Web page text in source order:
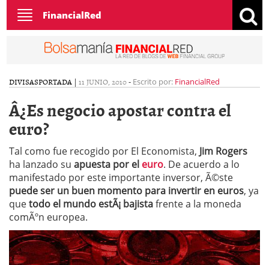
Toggle
navigation
FinancialRed
DIVISASPORTADA | 11 JUNIO, 2010- Escrito por: FinancialRed
Â¿Es negocio apostar contra el
euro?
Tal como fue recogido por El Economista, Jim Rogers
ha lanzado su apuesta por el euro. De acuerdo a lo
manifestado por este importante inversor, Ã©ste
puede ser un buen momento para invertir en euros, ya
quetodo el mundo estÃ¡ bajistafrente a la moneda
comÃºn europea.